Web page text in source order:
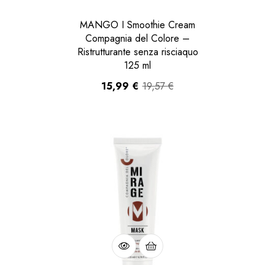
MANGO I Smoothie Cream
Compagnia del Colore –
Ristrutturante senza risciaquo
125 ml
19,57€
15,99 €